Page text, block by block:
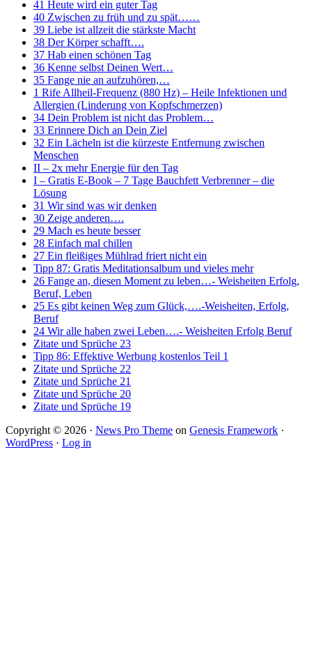
41 Heute wird ein guter Tag
40 Zwischen zu früh und zu spät……
39 Liebe ist allzeit die stärkste Macht
38 Der Körper schafft….
37 Hab einen schönen Tag
36 Kenne selbst Deinen Wert…
35 Fange nie an aufzuhören,…
1 Rife Allheil-Frequenz (880 Hz) – Heile Infektionen und
Allergien (Linderung von Kopfschmerzen)
34 Dein Problem ist nicht das Problem…
33 Erinnere Dich an Dein Ziel
32 Ein Lächeln ist die kürzeste Entfernung zwischen
Menschen
II – 2x mehr Energie für den Tag
I – Gratis E-Book – 7 Tage Bauchfett Verbrenner – die
Lösung
31 Wir sind was wir denken
30 Zeige anderen….
29 Mach es heute besser
28 Einfach mal chillen
27 Ein fleißiges Mühlrad friert nicht ein
Tipp 87: Gratis Meditationsalbum und vieles mehr
26 Fange an, diesen Moment zu leben…- Weisheiten Erfolg,
Beruf, Leben
25 Es gibt keinen Weg zum Glück,….-Weisheiten, Erfolg,
Beruf
24 Wir alle haben zwei Leben….- Weisheiten Erfolg Beruf
Zitate und Sprüche 23
Tipp 86: Effektive Werbung kostenlos Teil 1
Zitate und Sprüche 22
Zitate und Sprüche 21
Zitate und Sprüche 20
Zitate und Sprüche 19
Copyright © 2026 · News Pro Theme on Genesis Framework ·
WordPress · Log in